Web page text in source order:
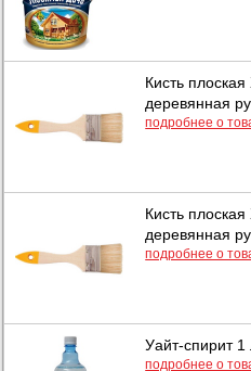
Кисть
деревянная
подробнее о
Кисть
деревянная
подробнее о
Уайт-спирит
подробнее о